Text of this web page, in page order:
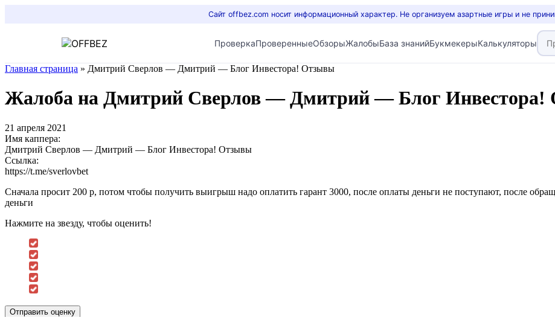
Сайт offbez.com носит информационный характер. Не организуем азартные игры и не
ПроверкаПроверенныеОбзорыЖалобыБаза знанийБукмекерыКалькуляторы
Главная страница » Дмитрий Сверлов — Дмитрий — Блог Инвестора! Отзывы
Жалоба на Дмитрий Сверлов — Дмитрий — Блог
21 апреля 2021
Имя каппера:
Дмитрий Сверлов — Дмитрий — Блог Инвестора! Отзывы
Ссылка:
https://t.me/sverlovbet
Сначала просит 200 р, потом чтобы получить выигрыш надо оплатить гарант 3000, после оплаты деньги не поступают, после
деньги
Нажмите на звезду, чтобы оценить!
Отправить оценку